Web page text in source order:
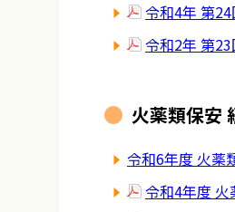
令和4年 第
令和2年 第
火薬類保安
令和6年度 火薬
令和4年度